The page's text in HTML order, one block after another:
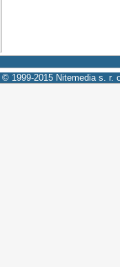
© 1999-2015 Nitemedia s. r.